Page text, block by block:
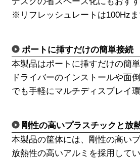
※リフレッシュレートは100Hz
ポートに挿すだけの簡単接続
本製品はポートに挿すだけの簡
ドライバーのインストールや面
でも手軽にマルチディスプレイ
剛性の高いプラスチックと放
本製品の筐体には、剛性の高い
放熱性の高いアルミを採用して